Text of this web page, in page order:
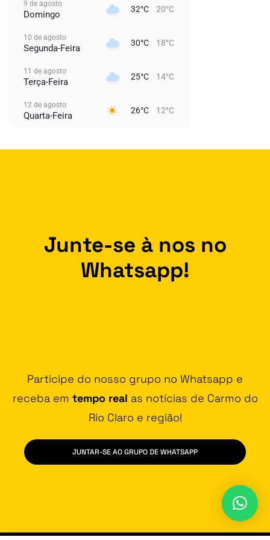
9 de agosto
Domingo 32°C 20°C
10 de agosto
Segunda-Feira 30°C 18°C
11 de agosto
Terça-Feira 25°C 14°C
12 de agosto
Quarta-Feira 26°C 12°C
Junte-se à nos no
Whatsapp!
Participe do nosso grupo no Whatsapp e
receba em tempo real as notícias de Carmo do
Rio Claro e região!
JUNTAR-SE AO GRUPO DE WHATSAPP